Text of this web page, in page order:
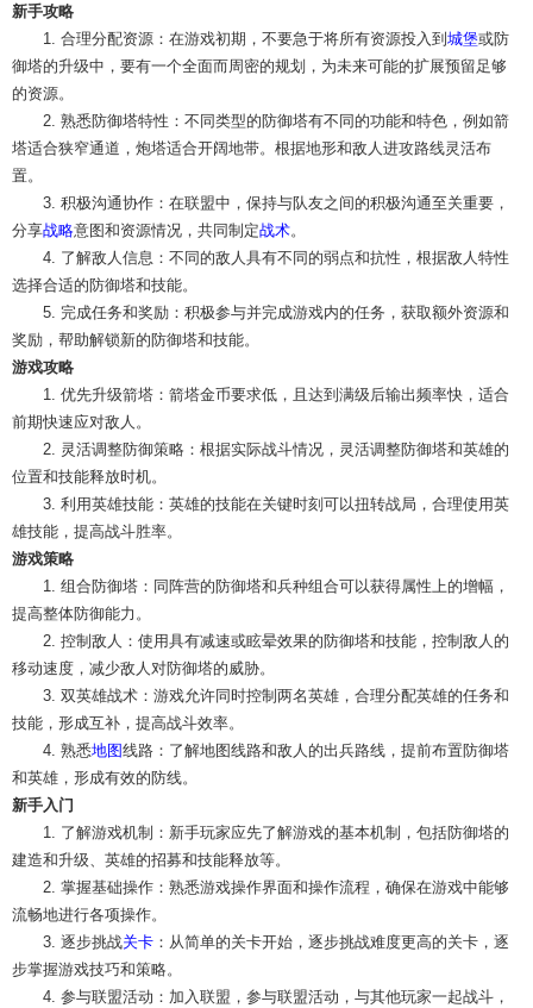
新手攻略
1. 合理分配资源：在游戏初期，不要急于将所有资源投入到城堡或防
御塔的升级中，要有一个全面而周密的规划，为未来可能的扩展预留足够
的资源。
2. 熟悉防御塔特性：不同类型的防御塔有不同的功能和特色，例如箭
塔适合狭窄通道，炮塔适合开阔地带。根据地形和敌人进攻路线灵活布
置。
3. 积极沟通协作：在联盟中，保持与队友之间的积极沟通至关重要，
分享战略意图和资源情况，共同制定战术。
4. 了解敌人信息：不同的敌人具有不同的弱点和抗性，根据敌人特性
选择合适的防御塔和技能。
5. 完成任务和奖励：积极参与并完成游戏内的任务，获取额外资源和
奖励，帮助解锁新的防御塔和技能。
游戏攻略
1. 优先升级箭塔：箭塔金币要求低，且达到满级后输出频率快，适合
前期快速应对敌人。
2. 灵活调整防御策略：根据实际战斗情况，灵活调整防御塔和英雄的
位置和技能释放时机。
3. 利用英雄技能：英雄的技能在关键时刻可以扭转战局，合理使用英
雄技能，提高战斗胜率。
游戏策略
1. 组合防御塔：同阵营的防御塔和兵种组合可以获得属性上的增幅，
提高整体防御能力。
2. 控制敌人：使用具有减速或眩晕效果的防御塔和技能，控制敌人的
移动速度，减少敌人对防御塔的威胁。
3. 双英雄战术：游戏允许同时控制两名英雄，合理分配英雄的任务和
技能，形成互补，提高战斗效率。
4. 熟悉地图线路：了解地图线路和敌人的出兵路线，提前布置防御塔
和英雄，形成有效的防线。
新手入门
1. 了解游戏机制：新手玩家应先了解游戏的基本机制，包括防御塔的
建造和升级、英雄的招募和技能释放等。
2. 掌握基础操作：熟悉游戏操作界面和操作流程，确保在游戏中能够
流畅地进行各项操作。
3. 逐步挑战关卡 ：从简单的关卡开始，逐步挑战难度更高的关卡，逐
步掌握游戏技巧和策略。
4. 参与联盟活动：加入联盟，参与联盟活动，与其他玩家一起战斗，